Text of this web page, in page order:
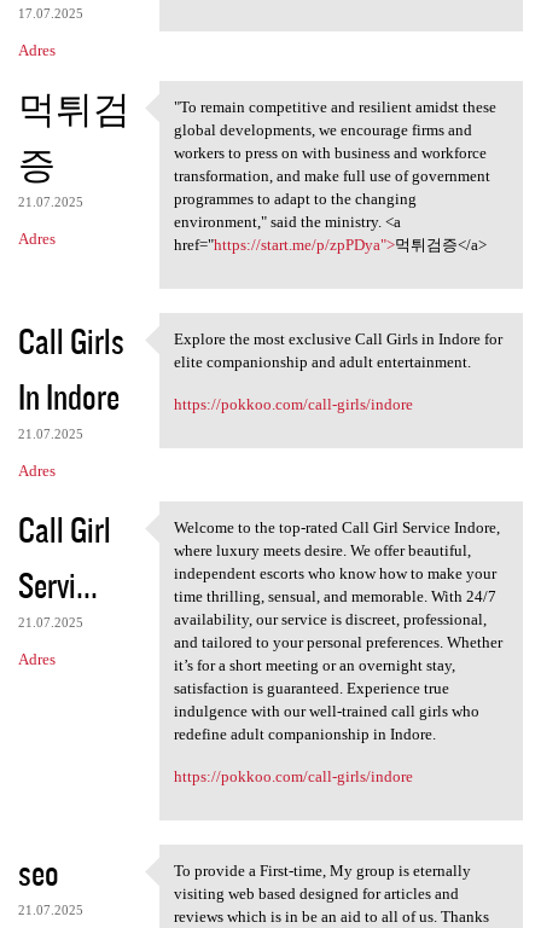
17.07.2025
Adres
먹튀검
증
21.07.2025
Adres
"To remain competitive and
"To remain competitive and resilient amidst these
global developments, we encourage firms and
workers to press on with business and workforce
transformation, and make full use of government
programmes to adapt to the changing
environment," said the ministry. <a
href="https://start.me/p/zpPDya">먹튀검증</a>
Call Girls
In Indore
21.07.2025
Adres
Explore the most exclusive
Explore the most exclusive Call Girls in Indore for
elite companionship and adult entertainment.
https://pokkoo.com/call-girls/indore
Call Girl
Servi...
21.07.2025
Adres
Welcome to the top-rated Call
Welcome to the top-rated Call Girl Service Indore,
where luxury meets desire. We offer beautiful,
independent escorts who know how to make your
time thrilling, sensual, and memorable. With 24/7
availability, our service is discreet, professional,
and tailored to your personal preferences. Whether
it’s for a short meeting or an overnight stay,
satisfaction is guaranteed. Experience true
indulgence with our well-trained call girls who
redefine adult companionship in Indore.
https://pokkoo.com/call-girls/indore
seo
21.07.2025
To provide a First-time, My
To provide a First-time, My group is eternally
visiting web based designed for articles and
reviews which is in be an aid to all of us. Thanks